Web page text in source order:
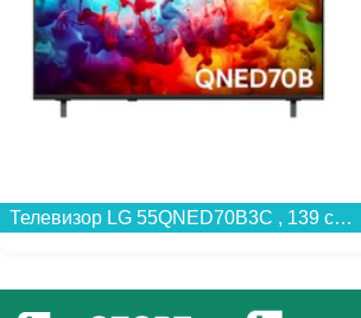
Телевизор LG 55QNED70B3C , 139 см, 3840x2160 UHD-4K , 55 inch, Mini LED , Smart TV , Web Os...